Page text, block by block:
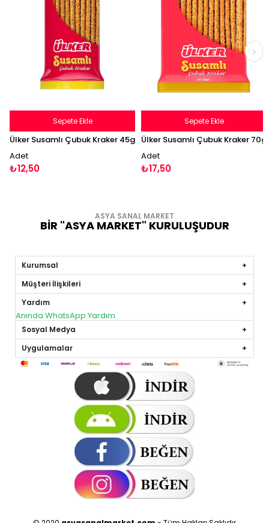
Ülker Susamlı Çubuk Kraker 45g
Adet
₺12,50
Sepete Ekle
Ülker Susamlı Çubuk Kraker 70g
Adet
₺17,50
Sepete Ekle
ASYA SANAL MARKET
BİR "ASYA MARKET" KURULUŞUDUR
Kurumsal
Müşteri İlişkileri
Yardım
Anında WhatsApp Yardım
Sosyal Medya
Uygulamalar